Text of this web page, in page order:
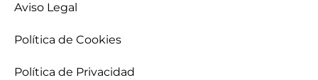
Aviso Legal
Política de Cookies
Política de Privacidad